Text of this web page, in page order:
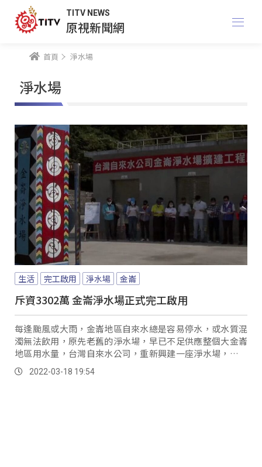
TITV NEWS
原視新聞網
首頁 淨水場
淨水場
生活 完工啟用 淨水場 金崙
斥資3302萬 金崙淨水場正式完工啟用
每逢颱風或大雨，金崙地區自來水總是容易停水，或水質混
濁無法飲用，原先老舊的淨水場，早已不足供應整個大金崙
地區用水量，台灣自來水公司，重新興建一座淨水場，希望
解決這些困擾。
2022-03-18 19:54